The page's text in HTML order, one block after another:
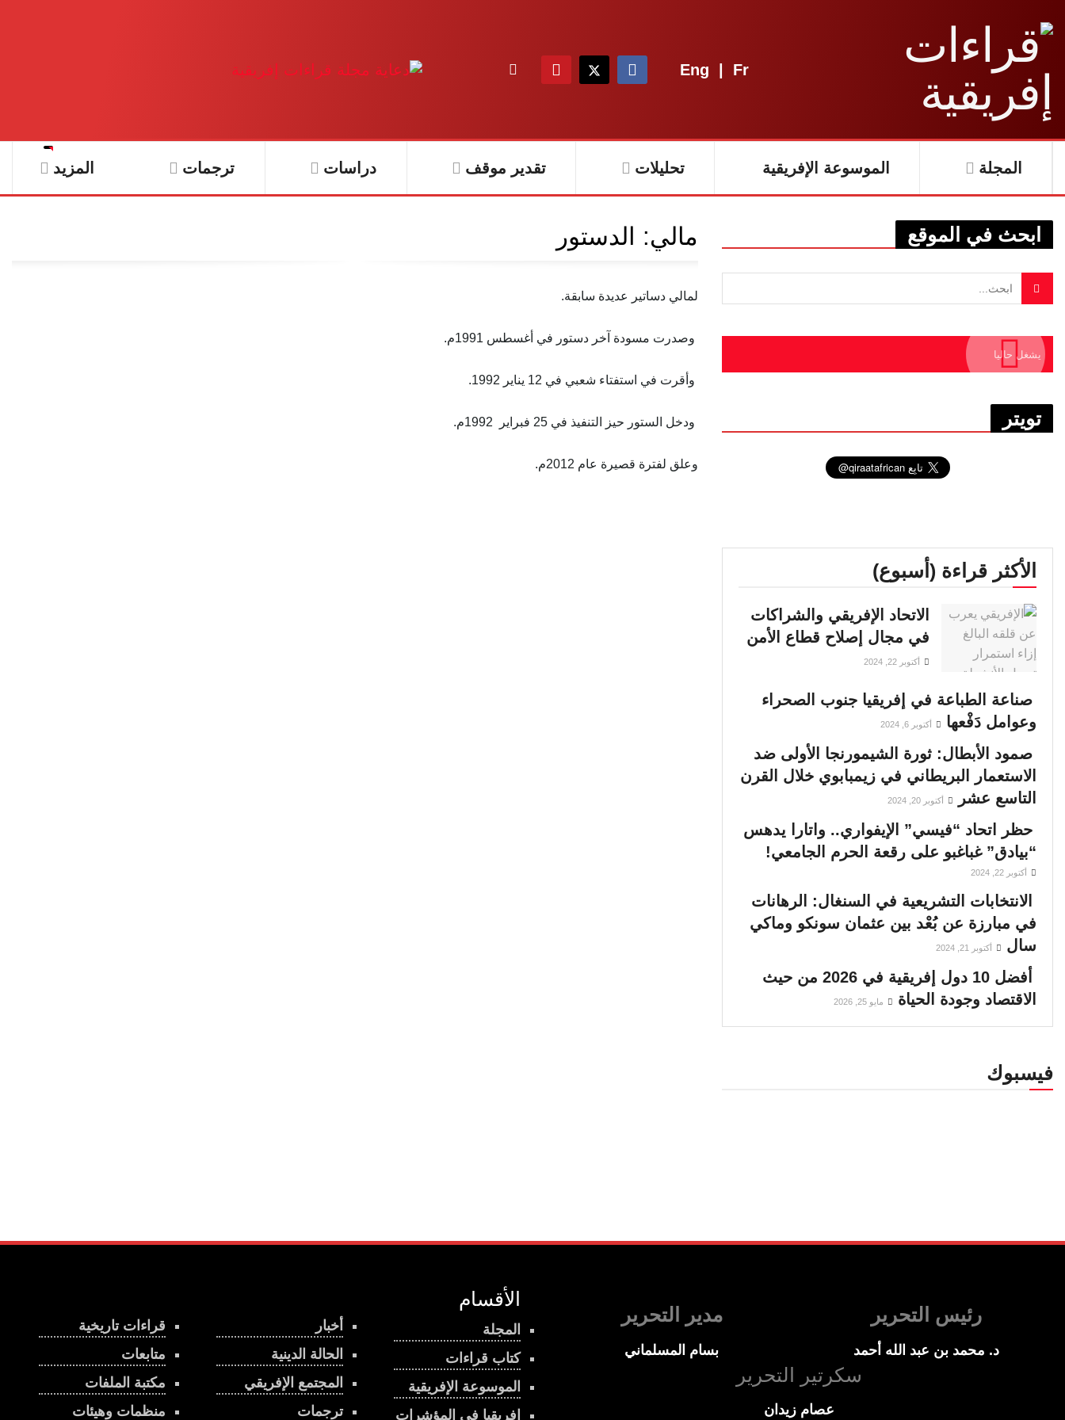
Eng | Fr
المجلة الموسوعة الإفريقية تحليلات تقدير موقف دراسات ترجمات المزيد
مالي: الدستور
لمالي دساتير عديدة سابقة.
وصدرت مسودة آخر دستور في أغسطس 1991م.
وأقرت في استفتاء شعبي في 12 يناير 1992.
ودخل الستور حيز التنفيذ في 25 فبراير 1992م.
وعلق لفترة قصيرة عام 2012م.
ابحث في الموقع
يشغل حاليا
تويتر
الأكثر قراءة (أسبوع)
الاتحاد الإفريقي والشراكات
في مجال إصلاح قطاع الأمن
أكتوبر 22, 2024
صناعة الطباعة في إفريقيا جنوب الصحراء
وعوامل دَفْعها
أكتوبر 6, 2024
صمود الأبطال: ثورة الشيمورنجا الأولى ضد
الاستعمار البريطاني في زيمبابوي خلال القرن
التاسع عشر
أكتوبر 20, 2024
حظر اتحاد “فيسي” الإيفواري.. واتارا يدهس
“بيادق” غباغبو على رقعة الحرم الجامعي!
أكتوبر 22, 2024
الانتخابات التشريعية في السنغال: الرهانات
في مبارزة عن بُعْد بين عثمان سونكو وماكي
سال
أكتوبر 21, 2024
أفضل 10 دول إفريقية في 2026 من حيث
الاقتصاد وجودة الحياة
مايو 25, 2026
فيسبوك
قراءات تاريخية
متابعات
مكتبة الملفات
منظمات وهيئات
أخبار
الحالة الدينية
المجتمع الإفريقي
ترجمات
الأقسام
المجلة
كتاب قراءات
الموسوعة الإفريقية
إفريقيا في المؤشرات
رئيس التحرير
د. محمد بن عبد الله أحمد
مدير التحرير
بسام المسلماني
سكرتير التحرير
عصام زيدان